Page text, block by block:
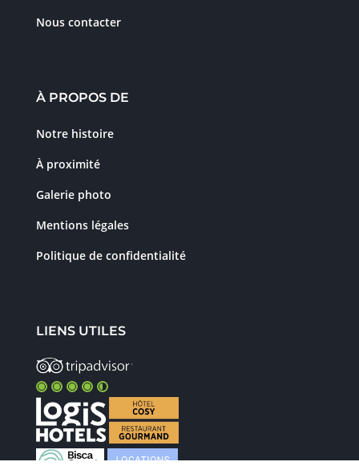
Nous contacter
À PROPOS DE
Notre histoire
À proximité
Galerie photo
Mentions légales
Politique de confidentialité
LIENS UTILES